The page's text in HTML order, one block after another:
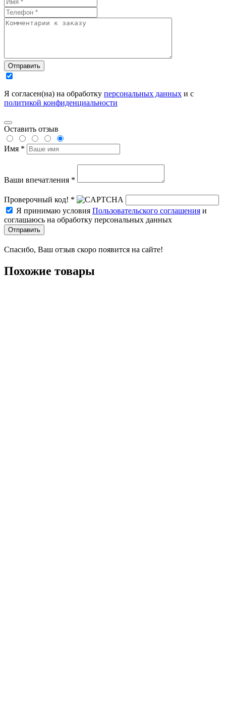
Отправить
Я согласен(на) на обработку персональных данных и с
политикой конфиденциальности
Оставить отзыв
Имя *
Ваши впечатления *
Проверочный код! *
Я принимаю условия Пользовательского соглашения и
соглашаюсь на обработку персональных данных
Отправить
Спасибо, Ваш отзыв скоро появится на сайте!
Похожие товары